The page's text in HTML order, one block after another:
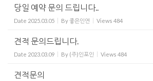
당일 예약 문의 드립니다..
Date 2025.03.05 By좋은인연 Views 484
견적 문의드립니다.
Date 2023.03.09 By (주)인포인 Views 484
견적문의